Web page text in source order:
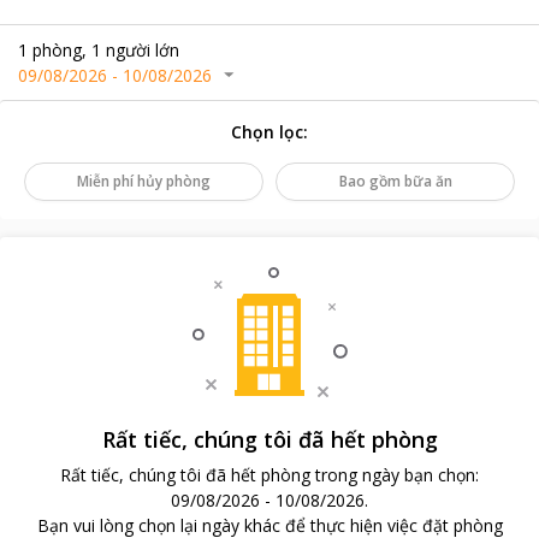
1 phòng, 1 người lớn
09/08/2026 - 10/08/2026
Chọn lọc:
Miễn phí hủy phòng Bao gồm bữa ăn
Rất tiếc, chúng tôi đã hết phòng
Rất tiếc, chúng tôi đã hết phòng trong ngày bạn chọn:
09/08/2026 - 10/08/2026.
Bạn vui lòng chọn lại ngày khác để thực hiện việc đặt phòng